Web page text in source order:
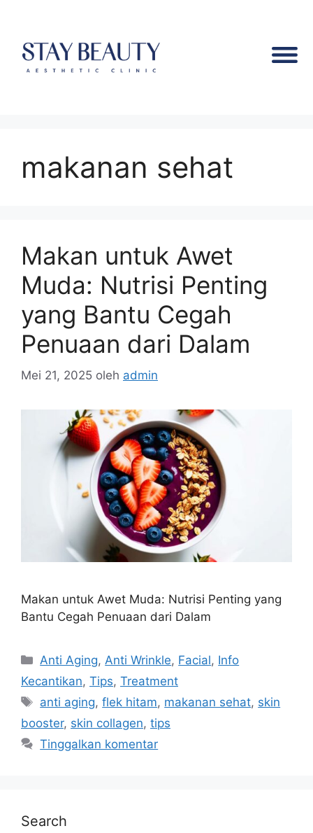
makanan sehat
Makan untuk Awet
Muda: Nutrisi Penting
yang Bantu Cegah
Penuaan dari Dalam
Mei 21, 2025 oleh admin
Makan untuk Awet Muda: Nutrisi Penting yang
Bantu Cegah Penuaan dari Dalam
Anti Aging, Anti Wrinkle, Facial, Info
Kecantikan, Tips, Treatment
anti aging,flek hitam, makanan sehat, skin
booster, skin collagen, tips
Tinggalkan komentar
Search